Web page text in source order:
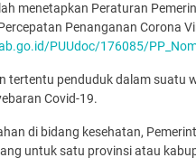
menetapkan Peraturan
Penanganan Corona
PUUdoc/176085/
tertentu penduduk dalam suatu
Covid-19.
di bidang kesehatan,
untuk satu provinsi atau